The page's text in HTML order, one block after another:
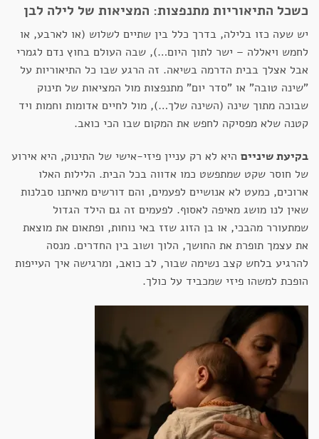
כשכל התיאוריות מתנפצות: המציאות של לילה לבן
יש שעה כזו בלילה, בדרך כלל בין שתיים לשלוש (או לארבע, או
לחמש ויאללה – ישר לתוך היום…), שבה העולם בחוץ נדם לגמרי
אבל אצלך בבית הדרמה בשיאה. זה הרגע שבו כל התיאוריות על
"שינה טובה" או "סדר יום" מתנפצות מול המציאות של תינוק
שבוכה מתוך שינה (השינה שלך…), מול לחיים אדומות וחמות ויד
קטנה שלא מפסיקה לחפש את המקום שבו הכי כואב.
בקיעת שיניים היא לא רק עניין פיזי-אישי של התינוק, היא אירוע
של חוסר שקט שמתפשט כמו אדווה בכל הבית. הלילות האלו
ארוכים, כמעט לא אנושיים לפעמים, והם דורשים מאיתנו סבלנות
שאין לנו מושג מאיפה לאסוף. לפעמים זה גם הילד הגדול
שמתעורר מהבכי, או בן הזוג שזז באי נוחות, ופתאום את מוצאת
את עצמך תופרת את החושך, הלוך ושוב בין החדרים. מנסה
להרגיע בלחש קצב נשימה שבור, לב כואב, ומרגישה איך העייפות
הופכת למשהו פיזי שמכביד על כולך.